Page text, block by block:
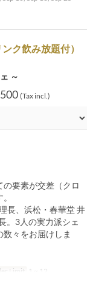
ク飲み放題付）
～
(Tax incl.)
要素が交差（クロ
長、浜松・春華堂 井
。3人の実力派シェ
々をお届けしま
Limit 1 ~ 12